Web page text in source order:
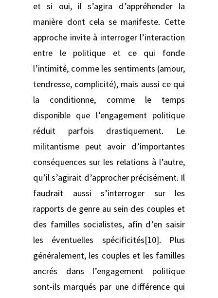
et si oui, il s’agira d’appréhender la
manière dont cela se manifeste. Cette
approche invite à interroger l’interaction
entre le politique et ce qui fonde
l’intimité, comme les sentiments (amour,
tendresse, complicité), mais aussi ce qui
la conditionne, comme le temps
disponible que l’engagement politique
réduit parfois drastiquement. Le
militantisme peut avoir d’importantes
conséquences sur les relations à l’autre,
qu’il s’agirait d’approcher précisément. Il
faudrait aussi s’interroger sur les
rapports de genre au sein des couples et
des familles socialistes, afin d’en saisir
les éventuelles spécificités[10]. Plus
généralement, les couples et les familles
ancrés dans l’engagement politique
sont-ils marqués par une différence qui